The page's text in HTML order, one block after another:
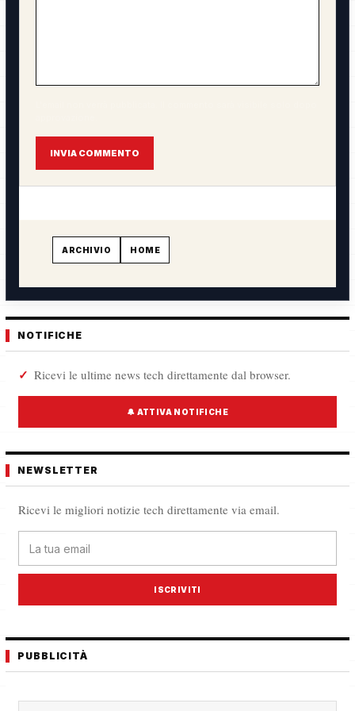
INVIA COMMENTO
ARCHIVIO HOME
NOTIFICHE
Ricevi le ultime news tech direttamente dal browser.
🔔 ATTIVA NOTIFICHE
NEWSLETTER
Ricevi le migliori notizie tech direttamente via email.
ISCRIVITI
PUBBLICITÀ